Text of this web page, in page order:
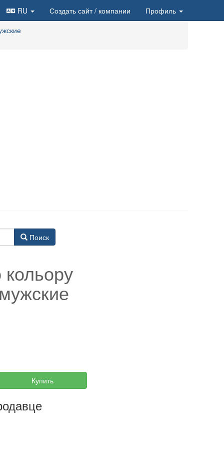
RU Создать сайт/ компании
Профиль
Поиск
кольору
Купить